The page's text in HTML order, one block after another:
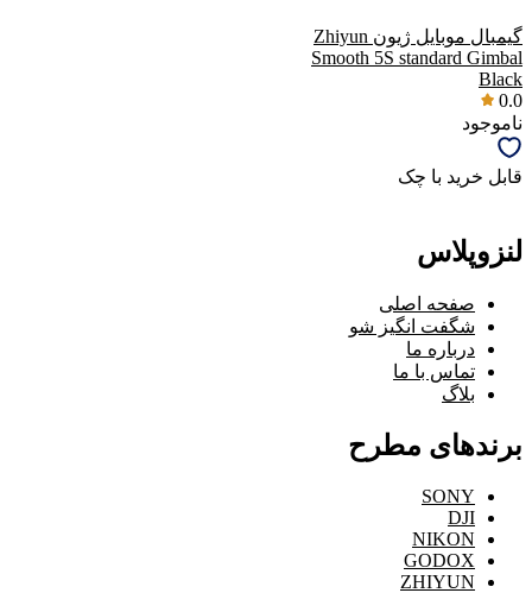
گیمبال موبایل ژیون Zhiyun
Smooth 5S standard Gimbal
Black
0.0
ناموجود
قابل خرید با چک
لنزوپلاس
صفحه اصلی
شگفت انگیز شو
درباره ما
تماس با ما
بلاگ
برندهای مطرح
SONY
DJI
NIKON
GODOX
ZHIYUN